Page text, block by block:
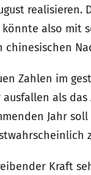
also mit
Zahlen im
als
Jahr
Kraft